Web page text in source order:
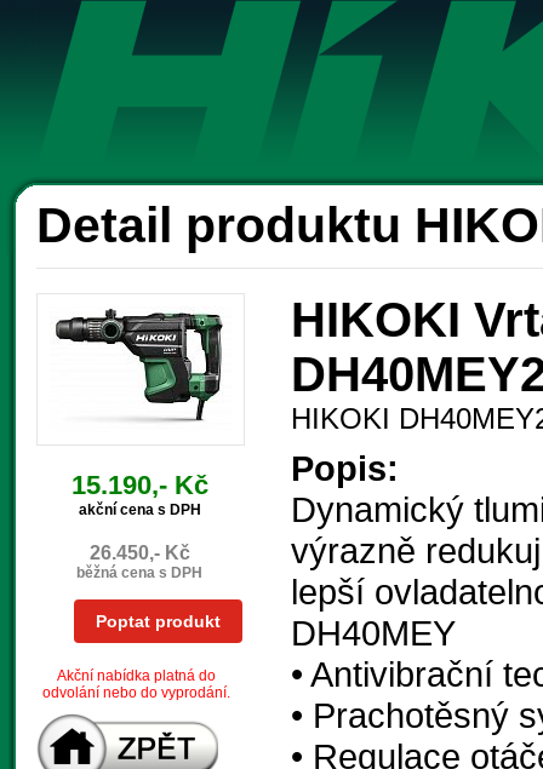
Detail produktu
15.190,- Kč
akční cena s DPH
26.450,- Kč
běžná cena s DPH
Poptat produkt
Akční nabídka platná do
odvolání nebo do vyprodání.
HIKOKI
HIKOKI
Popis:
Dynamický
výrazně
lepší
DH40MEY
• Antivibrační
• Prachotěsný
• Regulace